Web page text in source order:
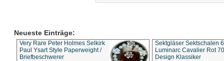
Neueste Einträge:
Very Rare Peter Holmes Selkirk
Paul Ysart Style Paperweight /
Briefbeschwerer
Sektgläser Sektschalen
Luminarc Cavalier Rot
Design Klassiker